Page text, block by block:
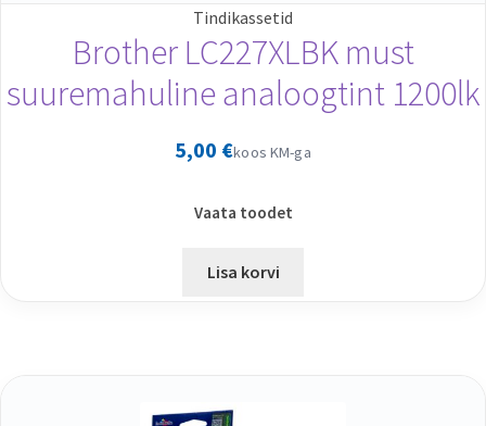
Tindikassetid
Brother LC227XLBK must
suuremahuline analoogtint 1200lk
5,00 €koos KM-ga
Vaata toodet
Lisa korvi